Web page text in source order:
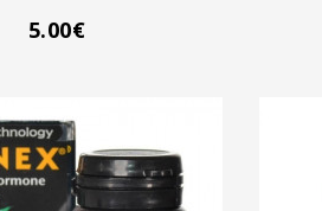
5.00€